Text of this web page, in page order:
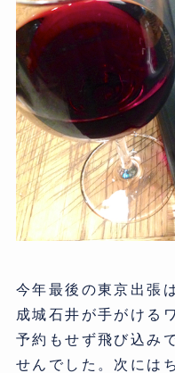
今年最後の東京出張
成城石井が手がける
予約もせず飛び込み
せんでした。次には